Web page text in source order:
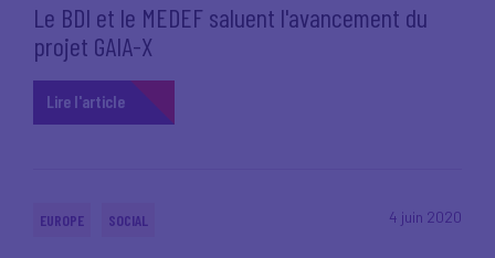
Le BDI et le MEDEF saluent l'avancement du
projet GAIA-X
Lire l'article
4 juin 2020
EUROPE SOCIAL